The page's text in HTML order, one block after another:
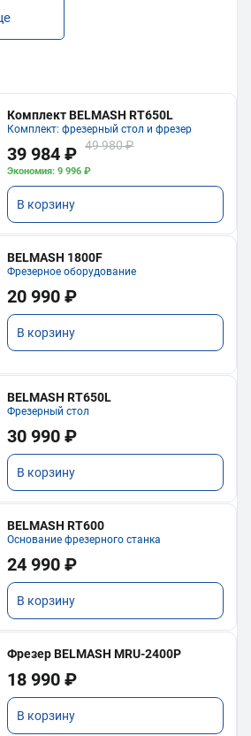
Комплект BELMASH RT650L
Комплект: фрезерный стол и фрезер
39 984 ₽ 49 980 ₽
Экономия: 9 996 ₽
В корзину
BELMASH 1800F
Фрезерное оборудование
20 990 ₽
В корзину
BELMASH RT650L
Фрезерный стол
30 990 ₽
В корзину
BELMASH RT600
Основание фрезерного станка
24 990 ₽
В корзину
Фрезер BELMASH MRU-2400P
18 990 ₽
В корзину